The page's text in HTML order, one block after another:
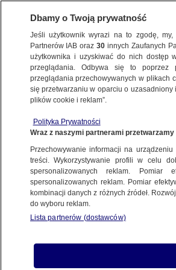
ŚWIAT
Media: warunki nowej
jeszcze cięższe dla Ukrainy
23.02.2025, 09:19
Udostępnij
Dbamy o Twoją prywatność
Jeśli użytkownik wyrazi na to zgodę,
Partnerów IAB oraz30 innych Zaufanych
użytkownika i uzyskiwać do nich dostęp
przeglądania. Odbywa się to poprzez
przeglądania przechowywanych w plikach
się przetwarzaniu w oparciu o
plików cookie i reklam”.
Polityka Prywatności
Wraz z naszymi partnerami przetwarzamy
Przechowywanie informacji na
treści. Wykorzystywanie profili w celu
spersonalizowanych reklam. Pomiar
spersonalizowanych reklam. Pomiar
kombinacji danych z różnych źródeł.
do wyboru reklam.
Lista partnerów (dostawców)